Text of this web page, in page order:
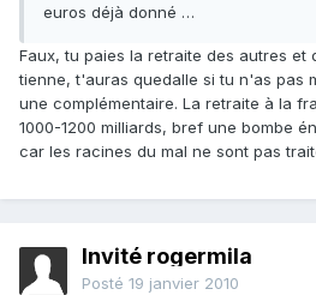
euros déjà donné …
Faux, tu paies la retraite des autres et
tienne, t'auras quedalle si tu n'as pas
une complémentaire. La retraite à la
1000-1200 milliards, bref une bombe
car les racines du mal ne sont pas
Invité rogermila
Posté 19 janvier 2010